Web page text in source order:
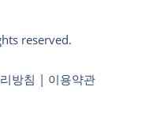
reserved.
방침 | 이용약관